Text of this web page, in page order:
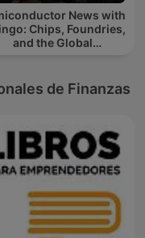
News with
Chips, Foundries,
and the Global
de Finanzas